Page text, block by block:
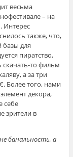
весьма
– на
Интерес
также, что,
базы для
пиратство,
скачать-то фильм
а за три
Более того, нами
декора,
себе
зрители в
банальность, а